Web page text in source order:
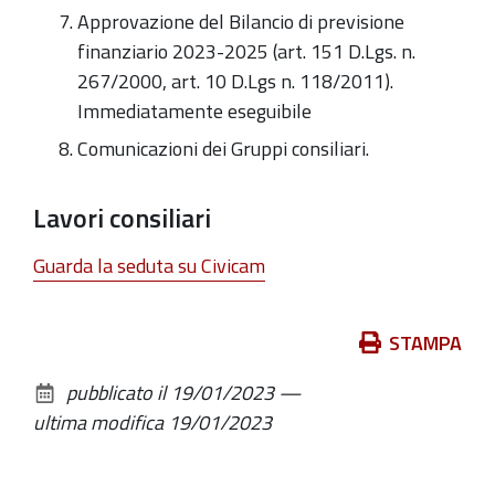
Approvazione del Bilancio di previsione
finanziario 2023-2025 (art. 151 D.Lgs. n.
267/2000, art. 10 D.Lgs n. 118/2011).
Immediatamente eseguibile
Comunicazioni dei Gruppi consiliari.
Lavori consiliari
Guarda la seduta su Civicam
documento
STAMPA
pubblicato il 19/01/2023—
ultima modifica 19/01/2023